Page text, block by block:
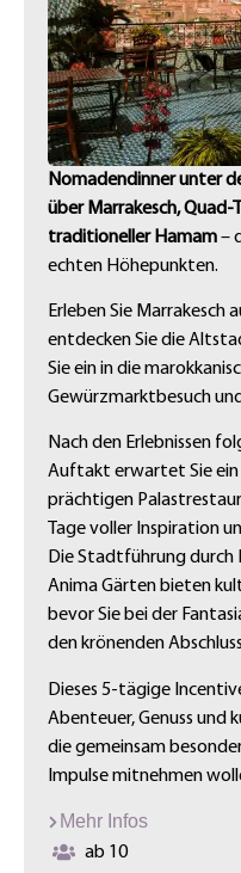
Nomadendinner unter
über Marrakesch, Quad-
traditioneller Hamam–
echten Höhepunkten.
Erleben Sie Marrakesch
entdecken Sie die
Sie ein in die
Gewürzmarktbesuch
Nach den Erlebnissen
Auftakt erwartet Sie ein
prächtigen
Tage voller Inspiration
Die Stadtführung durch
Anima Gärten bieten
bevor Sie bei der
den krönenden
Dieses 5-tägige
Abenteuer, Genuss und
die gemeinsam
Impulse mitnehmen
Mehr Infos
ab 10